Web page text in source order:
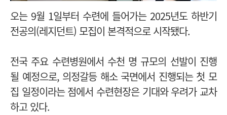
오는 9월 1일부터 수련에 들어가는 2025년도 하반기
전공의(레지던트) 모집이 본격적으로 시작됐다.
전국 주요 수련병원에서 수천 명 규모의 선발이 진행
될 예정으로, 의정갈등 해소 국면에서 진행되는 첫 모
집 일정이라는 점에서 수련현장은 기대와 우려가 교차
하고 있다.